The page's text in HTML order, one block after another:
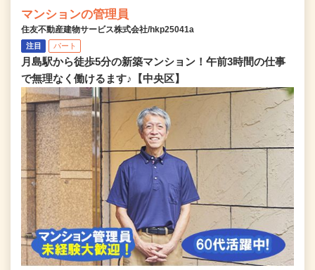
マンションの管理員
住友不動産建物サービス株式会社/hkp25041a
注目 パート
月島駅から徒歩5分の新築マンション！午前3時間の仕事
で無理なく働けるます♪【中央区】